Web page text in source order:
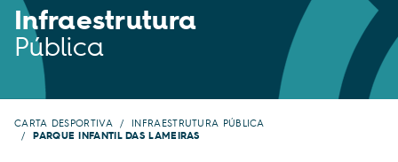
Infraestrutura
Pública
CARTA DESPORTIVA INFRAESTRUTURA PÚBLICA
PARQUE INFANTIL DAS LAMEIRAS